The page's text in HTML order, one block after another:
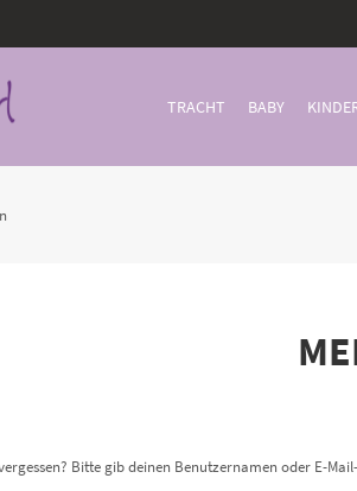
TRACHT BABY
Bitte gib deinen Benutzernamen oder E-